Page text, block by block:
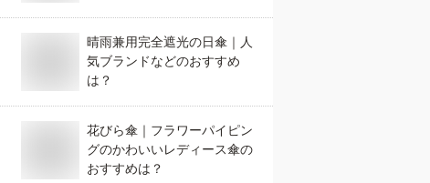
晴雨兼用完全遮光の日傘｜人
気ブランドなどのおすすめ
は？
花びら傘｜フラワーパイピン
グのかわいいレディース傘の
おすすめは？